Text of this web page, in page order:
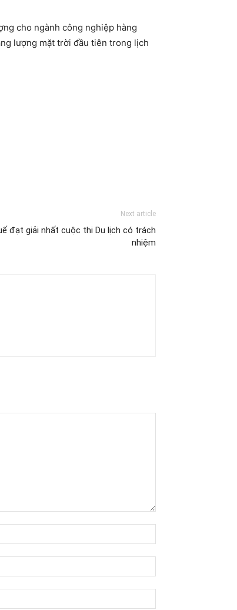
cho ngành công nghiệp hàng
lượng mặt trời đầu tiên trong lịch
Next article
đạt giải nhất cuộc thi Du lịch có trách
nhiệm